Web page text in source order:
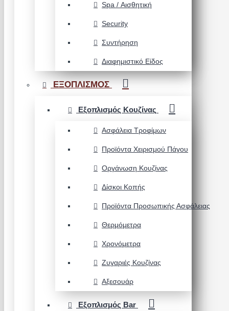
Spa / Αισθητική
Security
Συντήρηση
Διαφημιστικό Είδος
ΕΞΟΠΛΙΣΜΟΣ
Εξοπλισμός Κουζίνας
Ασφάλεια Τροφίμων
Προϊόντα Χειρισμού Πάγου
Οργάνωση Κουζίνας
Δίσκοι Κοπής
Προϊόντα Προσωπικής Ασφάλειας
Θερμόμετρα
Χρονόμετρα
Ζυγαριές Κουζίνας
Αξεσουάρ
Εξοπλισμός Bar